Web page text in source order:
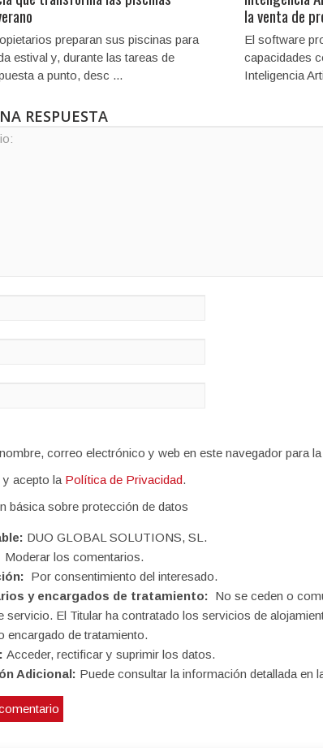
preparan sus piscinas para
estival y, durante las tareas de
a punto, desc ...
la venta de
El software
capacidades
Inteligencia
RESPUESTA
correo electrónico y web en este navegador para
acepto la Política de Privacidad.
básica sobre protección de datos
DUO GLOBAL SOLUTIONS, SL.
Moderar los comentarios.
Por consentimiento del interesado.
y encargados de tratamiento: No se ceden o
servicio. El Titular ha contratado los servicios de
encargado de tratamiento.
Acceder, rectificar y suprimir los datos.
Adicional: Puede consultar la información detallada en